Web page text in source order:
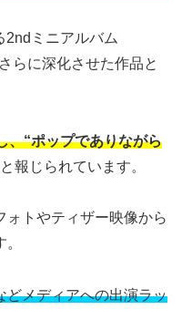
2ndミニアルバム
らに深化させた作品と
、“ポップでありながら
報じられています。
ォトやティザー映像から
どメディアへの出演ラッ